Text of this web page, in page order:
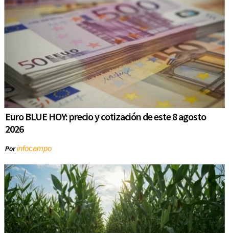
Euro BLUE HOY: precio y cotización de este 8 agosto
2026
Porinfocampo